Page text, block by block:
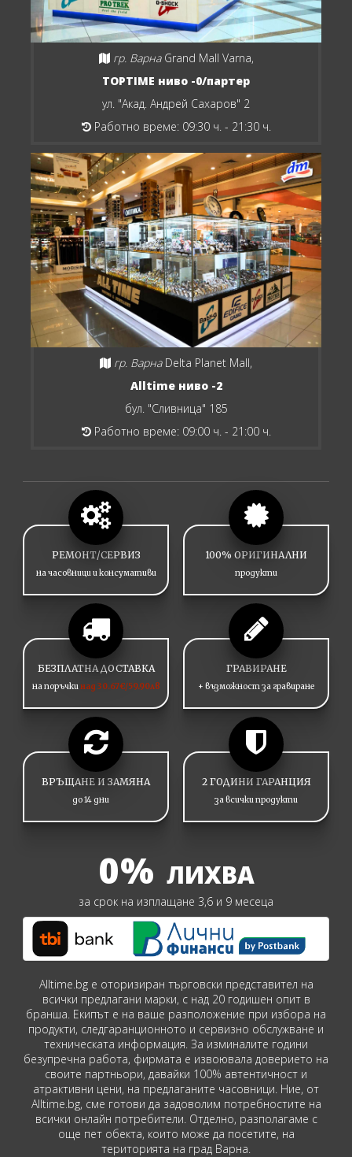
гр. Варна Grand Mall Varna,
TOPTIME ниво -0/партер
ул. "Акад. Андрей Сахаров" 2
Работно време: 09:30 ч. - 21:30 ч.
гр. Варна Delta Planet Mall,
Alltime ниво -2
бул. "Сливница" 185
Работно време: 09:00 ч. - 21:00 ч.
РЕМОНТ/СЕРВИЗ
на часовници и консумативи
100% ОРИГИНАЛНИ
продукти
БЕЗПЛАТНА ДОСТАВКА
на поръчкинад 30.67€/59.90лв
ГРАВИРАНЕ
+ възможност за гравиране
ВРЪЩАНЕ И ЗАМЯНА
до 14 дни
2 ГОДИНИ ГАРАНЦИЯ
за всички продукти
0% ЛИХВА
за срок на изплащане 3,6 и 9 месеца
Alltime.bg е оторизиран търговски представител на
всички предлагани марки, с над 20 годишен опит в
бранша. Екипът е на ваше разположение при избора на
продукти, следгаранционното и сервизно обслужване и
техническата информация. За изминалите години
безупречна работа, фирмата е извоювала доверието на
своите партньори, давайки 100% автентичност и
атрактивни цени, на предлаганите часовници. Ние, от
Alltime.bg, сме готови да задоволим потребностите на
всички онлайн потребители. Отделно, разполагаме с
още пет обекта, които може да посетите, на
територията на град Варна.